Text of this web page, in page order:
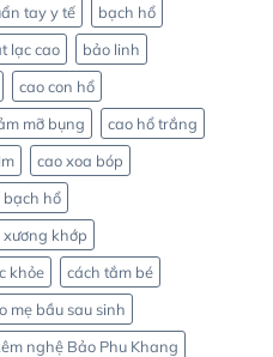
tay y tế
bạch hổ
lạc cao
bảo linh
cao con hổ
mỡ bụng
cao hổ trắng
cao xoa bóp
bạch hổ
khớp
khỏe
cách tắm bé
mẹ bầu sau sinh
nghệ Bảo Phu Khang